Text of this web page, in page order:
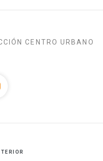
CENTRO URBANO